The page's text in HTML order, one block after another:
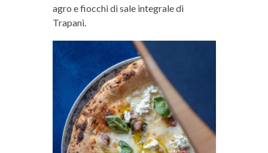
agro e fiocchi di sale integrale di
Trapani.